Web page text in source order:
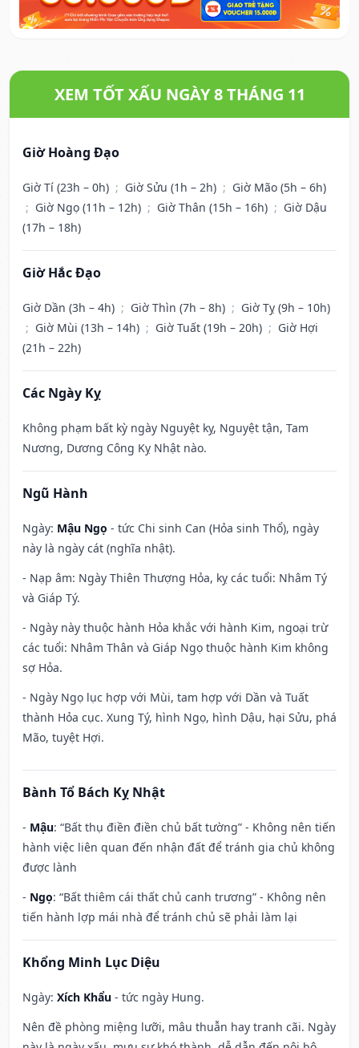
XEM TỐT XẤU NGÀY 8 THÁNG 11
Giờ Hoàng Đạo
Giờ Tí (23h – 0h) ; Giờ Sửu (1h – 2h) ; Giờ Mão (5h – 6h)
; Giờ Ngọ (11h – 12h) ; Giờ Thân (15h – 16h) ; Giờ Dậu
(17h – 18h)
Giờ Hắc Đạo
Giờ Dần (3h – 4h) ; Giờ Thìn (7h – 8h) ; Giờ Tỵ (9h – 10h)
; Giờ Mùi (13h – 14h) ; Giờ Tuất (19h – 20h) ; Giờ Hợi
(21h – 22h)
Các Ngày Kỵ
Không phạm bất kỳ ngày Nguyệt kỵ, Nguyệt tận, Tam
Nương, Dương Công Kỵ Nhật nào.
Ngũ Hành
Ngày: Mậu Ngọ - tức Chi sinh Can (Hỏa sinh Thổ), ngày
này là ngày cát (nghĩa nhật).
- Nạp âm: Ngày Thiên Thượng Hỏa, kỵ các tuổi: Nhâm Tý
và Giáp Tý.
- Ngày này thuộc hành Hỏa khắc với hành Kim, ngoại trừ
các tuổi: Nhâm Thân và Giáp Ngọ thuộc hành Kim không
sợ Hỏa.
- Ngày Ngọ lục hợp với Mùi, tam hợp với Dần và Tuất
thành Hỏa cục. Xung Tý, hình Ngọ, hình Dậu, hại Sửu, phá
Mão, tuyệt Hợi.
Bành Tổ Bách Kỵ Nhật
- Mậu: “Bất thụ điền điền chủ bất tường” - Không nên tiến
hành việc liên quan đến nhận đất để tránh gia chủ không
được lành
- Ngọ: “Bất thiêm cái thất chủ canh trương” - Không nên
tiến hành lợp mái nhà để tránh chủ sẽ phải làm lại
Khổng Minh Lục Diệu
Ngày: Xích Khẩu - tức ngày Hung.
Nên đề phòng miệng lưỡi, mâu thuẫn hay tranh cãi. Ngày